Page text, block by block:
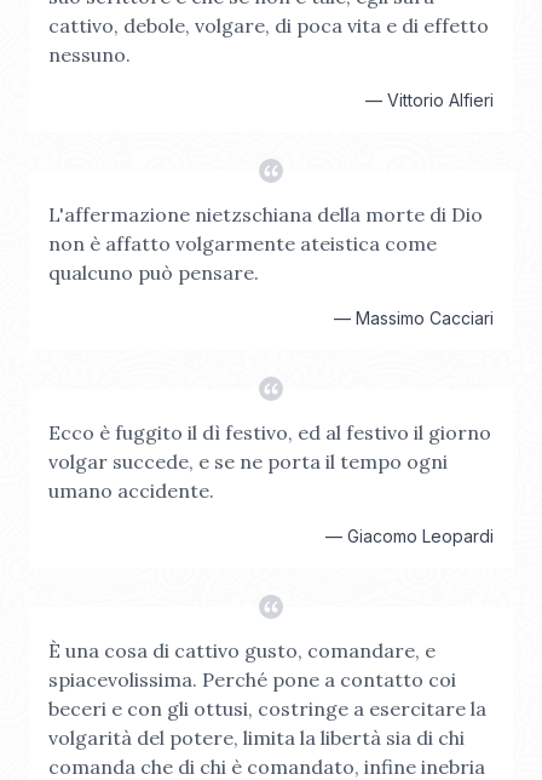
cattivo, debole, volgare, di poca vita e di effetto
nessuno.
— Vittorio Alfieri
L'affermazione nietzschiana della morte di Dio
non è affatto volgarmente ateistica come
qualcuno può pensare.
— Massimo Cacciari
Ecco è fuggito il dì festivo, ed al festivo il giorno
volgar succede, e se ne porta il tempo ogni
umano accidente.
— Giacomo Leopardi
È una cosa di cattivo gusto, comandare, e
spiacevolissima. Perché pone a contatto coi
beceri e con gli ottusi, costringe a esercitare la
volgarità del potere, limita la libertà sia di chi
comanda che di chi è comandato, infine inebria